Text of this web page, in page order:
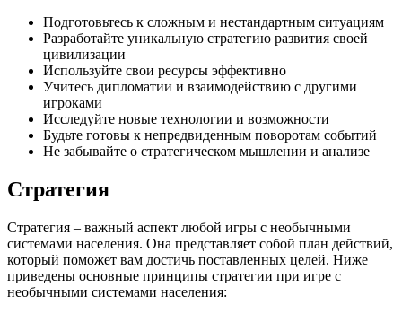
Подготовьтесь к сложным и нестандартным ситуациям
Разработайте уникальную стратегию развития своей
цивилизации
Используйте свои ресурсы эффективно
Учитесь дипломатии и взаимодействию с другими
игроками
Исследуйте новые технологии и возможности
Будьте готовы к непредвиденным поворотам событий
Не забывайте о стратегическом мышлении и анализе
Стратегия
Стратегия – важный аспект любой игры с необычными
системами населения. Она представляет собой план действий,
который поможет вам достичь поставленных целей. Ниже
приведены основные принципы стратегии при игре с
необычными системами населения: